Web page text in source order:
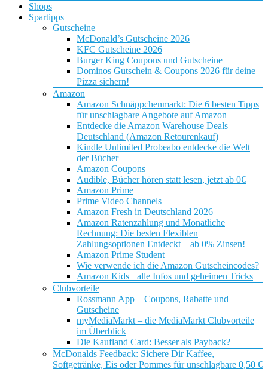
Shops
Spartipps
Gutscheine
McDonald’s Gutscheine 2026
KFC Gutscheine 2026
Burger King Coupons und Gutscheine
Dominos Gutschein & Coupons 2026 für deine
Pizza sichern!
Amazon
Amazon Schnäppchenmarkt: Die 6 besten Tipps
für unschlagbare Angebote auf Amazon
Entdecke die Amazon Warehouse Deals
Deutschland (Amazon Retourenkauf)
Kindle Unlimited Probeabo entdecke die Welt
der Bücher
Amazon Coupons
Audible, Bücher hören statt lesen, jetzt ab 0€
Amazon Prime
Prime Video Channels
Amazon Fresh in Deutschland 2026
Amazon Ratenzahlung und Monatliche
Rechnung: Die besten Flexiblen
Zahlungsoptionen Entdeckt – ab 0% Zinsen!
Amazon Prime Student
Wie verwende ich die Amazon Gutscheincodes?
Amazon Kids+ alle Infos und geheimen Tricks
Clubvorteile
Rossmann App – Coupons, Rabatte und
Gutscheine
myMediaMarkt – die MediaMarkt Clubvorteile
im Überblick
Die Kaufland Card: Besser als Payback?
McDonalds Feedback: Sichere Dir Kaffee,
Softgetränke, Eis oder Pommes für unschlagbare 0,50 €